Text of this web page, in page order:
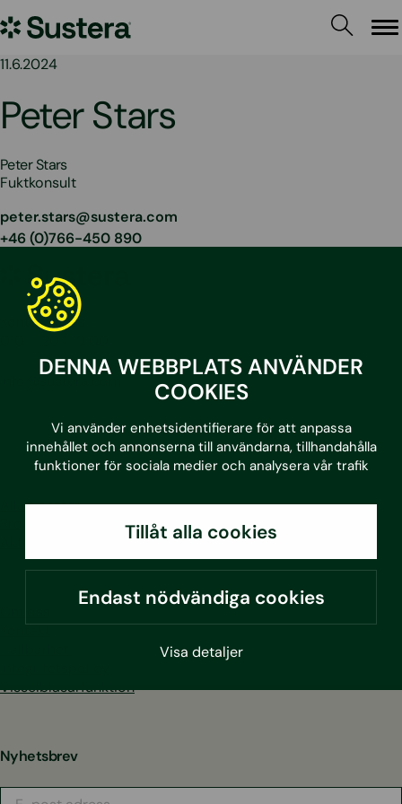
DENNA WEBBPLATS ANVÄNDER
COOKIES
Vi använder enhetsidentifierare för att anpassa
innehållet och annonserna till användarna, tillhandahålla
funktioner för sociala medier och analysera vår trafik
Tillåt alla cookies
Endast nödvändiga cookies
Visa detaljer
till
Sustera
Sweden
11.6.2024
Peter Stars
Peter Stars
Fuktkonsult
peter.stars@sustera.com
+46 (0)766-450 890
Sustera
Sweden
Kontakta oss
LinkedInFacebook
Instagram
Youtube
Alla tjänster
Kontakt
Visselblåsarfunktion
Nyhetsbrev